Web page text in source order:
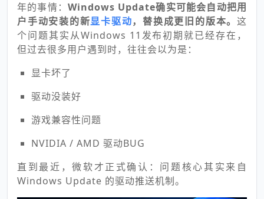
年的事情： Windows Update确实可能会自动把用
户手动安装的新显卡驱动，替换成更旧的版本。这
个问题其实从Windows 11发布初期就已经存在，
但过去很多用户遇到时，往往会以为是：
显卡坏了
驱动没装好
游戏兼容性问题
NVIDIA / AMD 驱动BUG
直到最近，微软才正式确认：问题核心其实来自
Windows Update 的驱动推送机制。